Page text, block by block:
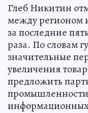
Глеб Никитин
между регионом
за последние
раза. По словам
значительные
увеличения
предложить
информационных